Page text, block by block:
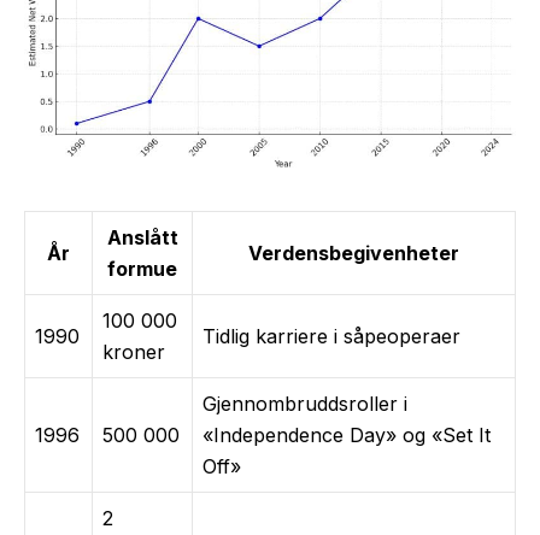
År
Anslått
formue
Verdensbegivenheter
1990
100 000
kroner
Tidlig karriere i såpeoperaer
1996 500 000
Gjennombruddsroller i
«Independence Day» og «Set It
Off»
2